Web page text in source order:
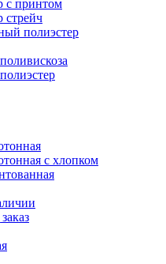
с принтом
стрейч
полиэстер
с хлопком